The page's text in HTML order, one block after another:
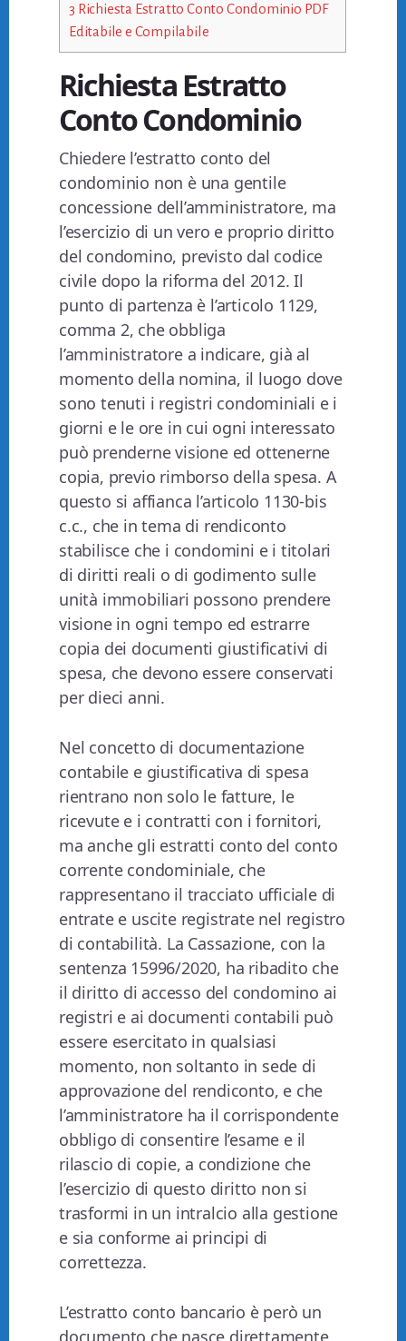
3 Richiesta Estratto Conto Condominio PDF
Editabile e Compilabile
Richiesta Estratto
Conto Condominio
Chiedere l’estratto conto del
condominio non è una gentile
concessione dell’amministratore, ma
l’esercizio di un vero e proprio diritto
del condomino, previsto dal codice
civile dopo la riforma del 2012. Il
punto di partenza è l’articolo 1129,
comma 2, che obbliga
l’amministratore a indicare, già al
momento della nomina, il luogo dove
sono tenuti i registri condominiali e i
giorni e le ore in cui ogni interessato
può prenderne visione ed ottenerne
copia, previo rimborso della spesa. A
questo si affianca l’articolo 1130-bis
c.c., che in tema di rendiconto
stabilisce che i condomini e i titolari
di diritti reali o di godimento sulle
unità immobiliari possono prendere
visione in ogni tempo ed estrarre
copia dei documenti giustificativi di
spesa, che devono essere conservati
per dieci anni.
Nel concetto di documentazione
contabile e giustificativa di spesa
rientrano non solo le fatture, le
ricevute e i contratti con i fornitori,
ma anche gli estratti conto del conto
corrente condominiale, che
rappresentano il tracciato ufficiale di
entrate e uscite registrate nel registro
di contabilità. La Cassazione, con la
sentenza 15996/2020, ha ribadito che
il diritto di accesso del condomino ai
registri e ai documenti contabili può
essere esercitato in qualsiasi
momento, non soltanto in sede di
approvazione del rendiconto, e che
l’amministratore ha il corrispondente
obbligo di consentire l’esame e il
rilascio di copie, a condizione che
l’esercizio di questo diritto non si
trasformi in un intralcio alla gestione
e sia conforme ai principi di
correttezza.
L’estratto conto bancario è però un